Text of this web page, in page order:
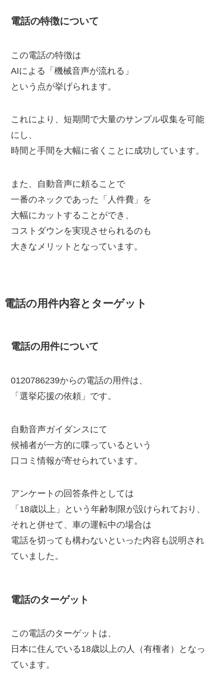
電話の特徴について
この電話の特徴は
AIによる「機械音声が流れる」
という点が挙げられます。
これにより、短期間で大量のサンプル収集を可能
にし、
時間と手間を大幅に省くことに成功しています。
また、自動音声に頼ることで
一番のネックであった「人件費」を
大幅にカットすることができ、
コストダウンを実現させられるのも
大きなメリットとなっています。
電話の用件内容とターゲット
電話の用件について
0120786239からの電話の用件は、
「選挙応援の依頼」です。
自動音声ガイダンスにて
候補者が一方的に喋っているという
口コミ情報が寄せられています。
アンケートの回答条件としては
「18歳以上」という年齢制限が設けられており、
それと併せて、車の運転中の場合は
電話を切っても構わないといった内容も説明され
ていました。
電話のターゲット
この電話のターゲットは、
日本に住んでいる18歳以上の人（有権者）となっ
ています。